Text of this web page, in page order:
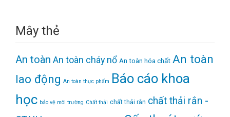
Mây thẻ
An toàn An toàn cháy nổ An toàn hóa chất An toàn
lao động An toàn thực phẩm Báo cáo khoa
học bảo vệ môi trường Chất thải chất thải rắn chất thải rắn -